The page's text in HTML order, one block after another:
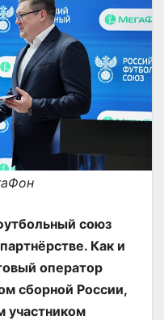
союз
Как и
оператор
сборной России,
участником